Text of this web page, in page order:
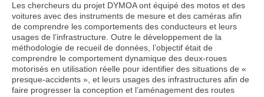
Les chercheurs du projet DYMOA ont équipé des motos et des
voitures avec des instruments de mesure et des caméras afin
de comprendre les comportements des conducteurs et leurs
usages de l’infrastructure. Outre le développement de la
méthodologie de recueil de données, l’objectif était de
comprendre le comportement dynamique des deux-roues
motorisés en utilisation réelle pour identifier des situations de «
presque-accidents », et leurs usages des infrastructures afin de
faire progresser la conception et l’aménagement des routes